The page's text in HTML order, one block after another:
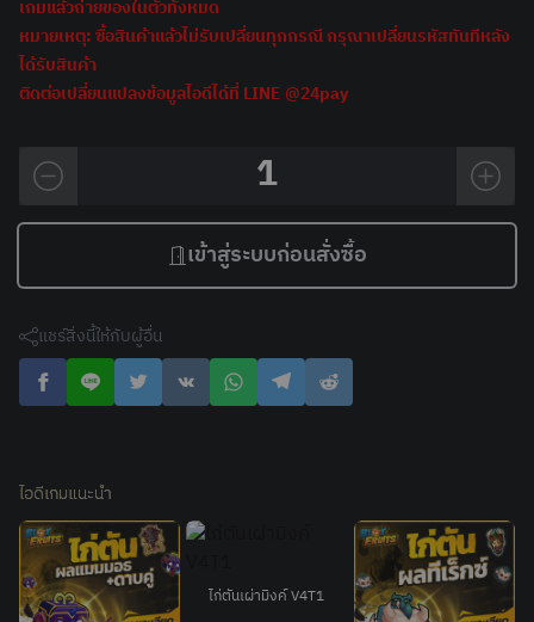
เกมแล้วถ่ายของในตัวทั้งหมด
หมายเหตุ: ซื้อสินค้าแล้วไม่รับเปลี่ยนทุกกรณี กรุณาเปลี่ยนรหัสทันทีหลัง
ได้รับสินค้า
ติดต่อเปลี่ยนแปลงข้อมูลไอดีได้ที่ LINE @24pay
1
เข้าสู่ระบบก่อนสั่งซื้อ
แชร์สิ่งนี้ให้กับผู้อื่น
ไอดีเกมแนะนำ
ไก่ตันเผ่ามิงค์ V4T1